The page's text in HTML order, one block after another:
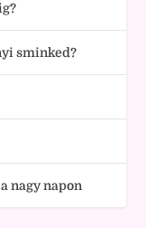
sminked?
nagy napon